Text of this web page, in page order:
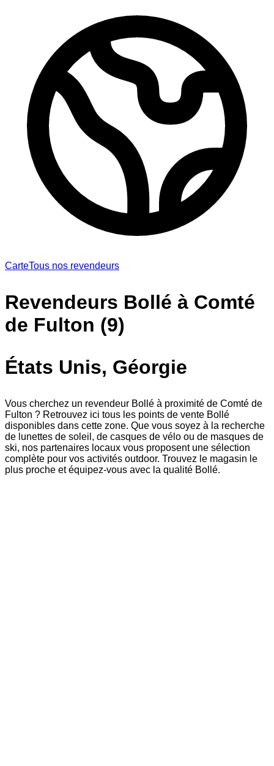
CarteTous nos revendeurs
Revendeurs Bollé à Comté
de Fulton (9)
États Unis, Géorgie
Vous cherchez un revendeur Bollé à proximité de Comté de
Fulton ? Retrouvez ici tous les points de vente Bollé
disponibles dans cette zone. Que vous soyez à la recherche
de lunettes de soleil, de casques de vélo ou de masques de
ski, nos partenaires locaux vous proposent une sélection
complète pour vos activités outdoor. Trouvez le magasin le
plus proche et équipez-vous avec la qualité Bollé.